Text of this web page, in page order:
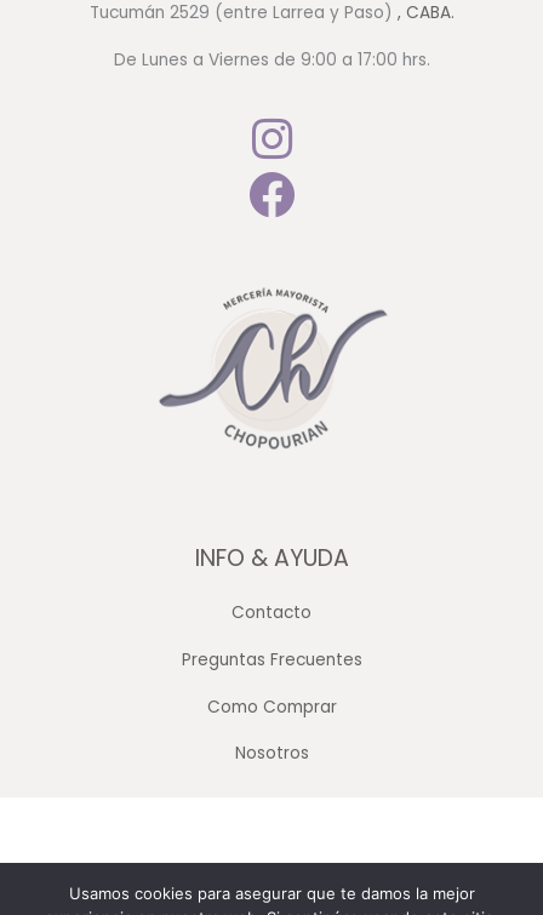
Tucumán 2529 (entre Larrea y Paso) , CABA.
De Lunes a Viernes de 9:00 a 17:00 hrs.
INFO & AYUDA
Contacto
Preguntas Frecuentes
Como Comprar
Nosotros
Usamos cookies para asegurar que te damos la mejor